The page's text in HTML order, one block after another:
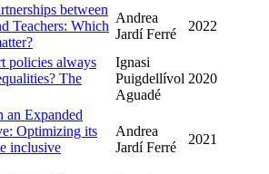
between
Teachers: Which
Andrea
Jardí Ferré
2022
policies always
The
Ignasi
Puigdellívol
Aguadé
2020
an Expanded
Optimizing its
inclusive
Andrea
Jardí Ferré
2021